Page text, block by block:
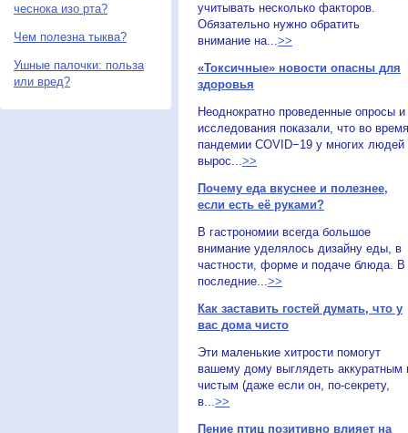
чеснока изо рта?
Чем полезна тыква?
Ушные палочки: польза
или вред?
учитывать несколько факторов.
Обязательно нужно обратить
внимание на...>>
«Токсичные» новости опасны для
здоровья
Неоднократно проведенные опросы и
исследования показали, что во время
пандемии COVID−19 у многих людей
вырос...>>
Почему еда вкуснее и полезнее,
если есть её руками?
В гастрономии всегда большое
внимание уделялось дизайну еды, в
частности, форме и подаче блюда. В
последние...>>
Как заставить гостей думать, что у
вас дома чисто
Эти маленькие хитрости помогут
вашему дому выглядеть аккуратным
чистым (даже если он, по-секрету,
в...>>
Пение птиц позитивно влияет на